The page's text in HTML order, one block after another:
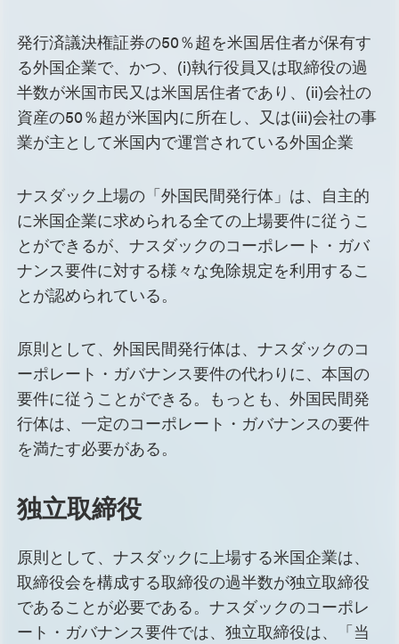
発行済議決権証券の50％超を米国居住者が保有す
る外国企業で、かつ、(i)執行役員又は取締役の過
半数が米国市民又は米国居住者であり、(ii)会社の
資産の50％超が米国内に所在し、又は(iii)会社の事
業が主として米国内で運営されている外国企業
ナスダック上場の「外国民間発行体」は、自主的
に米国企業に求められる全ての上場要件に従うこ
とができるが、ナスダックのコーポレート・ガバ
ナンス要件に対する様々な免除規定を利用するこ
とが認められている。
原則として、外国民間発行体は、ナスダックのコ
ーポレート・ガバナンス要件の代わりに、本国の
要件に従うことができる。もっとも、外国民間発
行体は、一定のコーポレート・ガバナンスの要件
を満たす必要がある。
独立取締役
原則として、ナスダックに上場する米国企業は、
取締役会を構成する取締役の過半数が独立取締役
であることが必要である。ナスダックのコーポレ
ート・ガバナンス要件では、独立取締役は、「当